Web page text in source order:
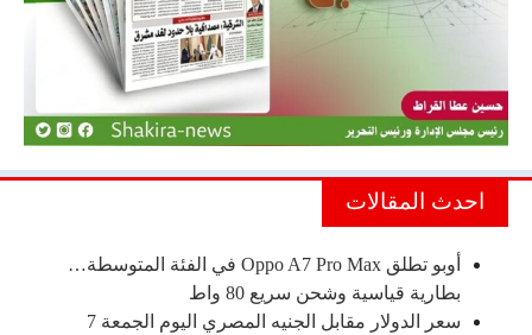
احدث المقالات
أوبو تطلق Oppo A7 Pro Max في الفئة المتوسطة…
بطارية قياسية وشحن سريع 80 واط
سعر الدولار مقابل الجنيه المصري اليوم الجمعة 7